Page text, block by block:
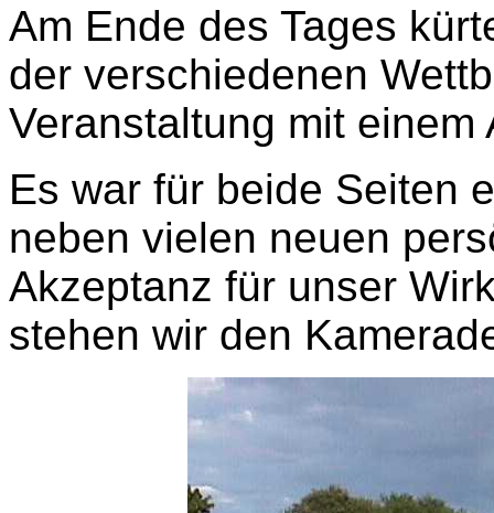
Am Ende des Tages
der verschiedenen
Veranstaltung mit
Es war für beide Seiten
neben vielen neuen
Akzeptanz für unser
stehen wir den